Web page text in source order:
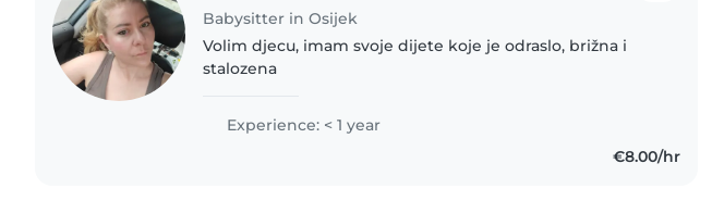
Babysitter in Osijek
Volim djecu, imam svoje dijete koje je odraslo, brižna i
stalozena
Experience: < 1 year
€8.00/hr